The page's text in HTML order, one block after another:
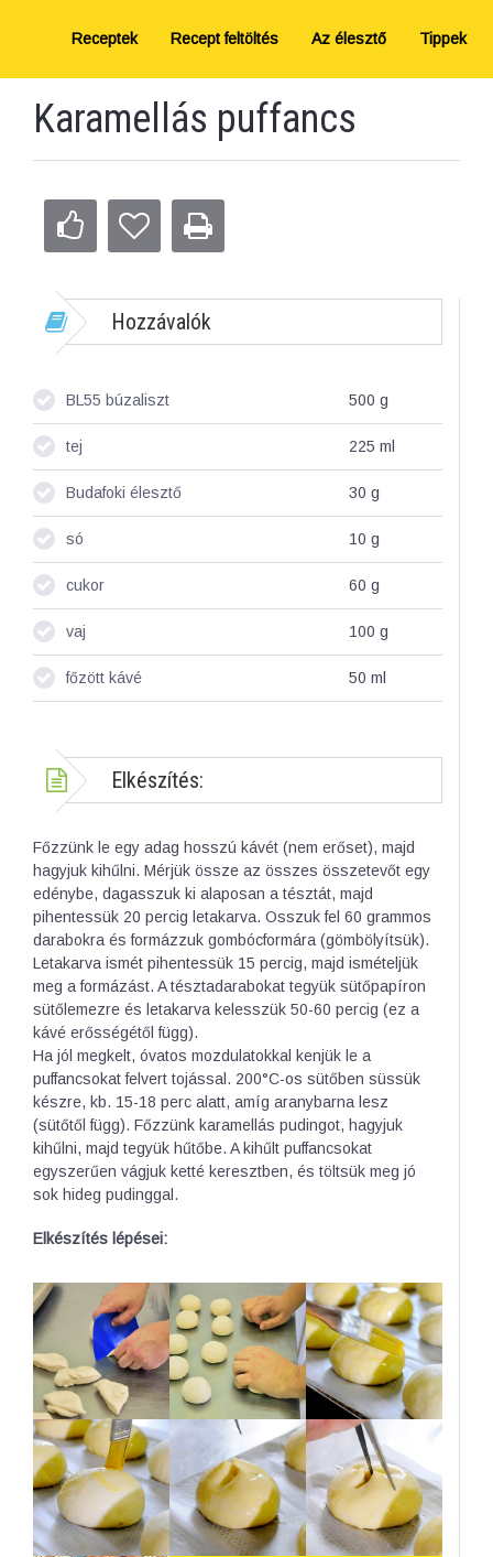
Receptek Recept feltöltés Az élesztő Tippek
Karamellás puffancs
Hozzávalók
BL55 búzaliszt 500 g
tej 225 ml
Budafoki élesztő 30 g
só 10 g
cukor 60 g
vaj 100 g
főzött kávé 50 ml
Elkészítés:
Főzzünk le egy adag hosszú kávét (nem erőset), majd
hagyjuk kihűlni. Mérjük össze az összes összetevőt egy
edénybe, dagasszuk ki alaposan a tésztát, majd
pihentessük 20 percig letakarva. Osszuk fel 60 grammos
darabokra és formázzuk gombócformára (gömbölyítsük).
Letakarva ismét pihentessük 15 percig, majd ismételjük
meg a formázást. A tésztadarabokat tegyük sütőpapíron
sütőlemezre és letakarva kelesszük 50-60 percig (ez a
kávé erősségétől függ).
Ha jól megkelt, óvatos mozdulatokkal kenjük le a
puffancsokat felvert tojással. 200°C-os sütőben süssük
készre, kb. 15-18 perc alatt, amíg aranybarna lesz
(sütőtől függ). Főzzünk karamellás pudingot, hagyjuk
kihűlni, majd tegyük hűtőbe. A kihűlt puffancsokat
egyszerűen vágjuk ketté keresztben, és töltsük meg jó
sok hideg pudinggal.
Elkészítés lépései: